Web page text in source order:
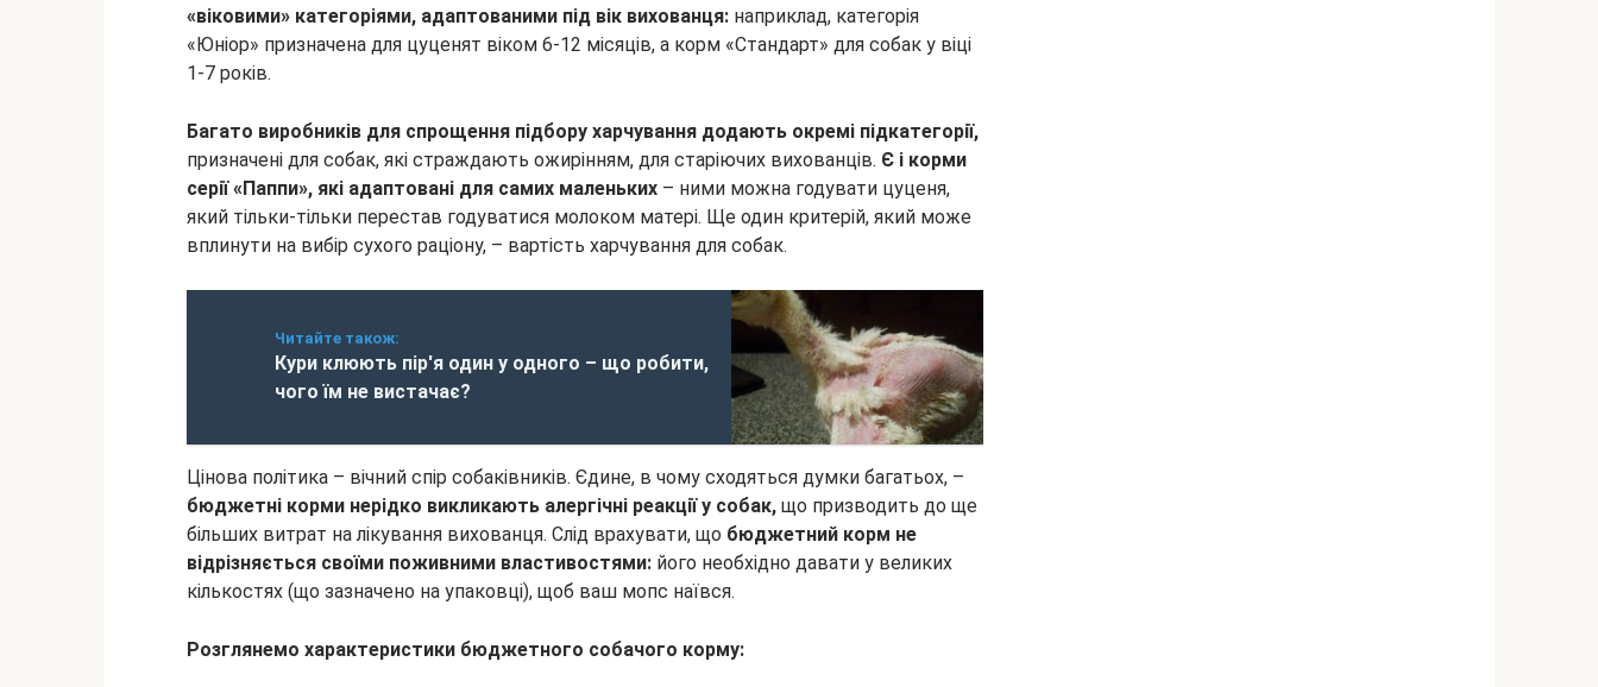
«віковими» категоріями, адаптованими під вік вихованця: наприклад, категорія
«Юніор» призначена для цуценят віком 6-12 місяців, а корм «Стандарт» для собак у віці
1-7 років.
Багато виробників для спрощення підбору харчування додають окремі підкатегорії,
призначені для собак, які страждають ожирінням, для старіючих вихованців. Є і корми
серії «Паппи», які адаптовані для самих маленьких – ними можна годувати цуценя,
який тільки-тільки перестав годуватися молоком матері. Ще один критерій, який може
вплинути на вибір сухого раціону, – вартість харчування для собак.
Читайте також:
Кури клюють пір'я один у одного – що робити,
чого їм не вистачає?
Цінова політика – вічний спір собаківників. Єдине, в чому сходяться думки багатьох, –
бюджетні корми нерідко викликають алергічні реакції у собак, що призводить до ще
більших витрат на лікування вихованця. Слід врахувати, що бюджетний корм не
відрізняється своїми поживними властивостями: його необхідно давати у великих
кількостях (що зазначено на упаковці), щоб ваш мопс наївся.
Розглянемо характеристики бюджетного собачого корму: